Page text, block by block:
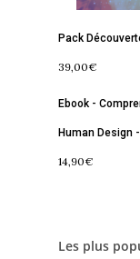
Pack
39,00€
Ebook -
Human Design
14,90€
Les plus